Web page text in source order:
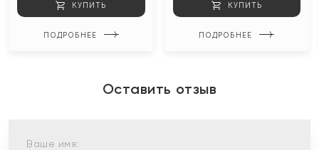
КУПИТЬ
ПОДРОБНЕЕ
КУПИТЬ
ПОДРОБНЕЕ
Оставить отзыв
Ваше имя: